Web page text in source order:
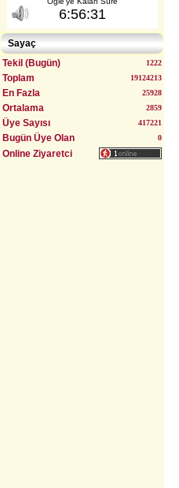
Uyumlu Evlilik Yöntemi (Bulgurlu)
Sayaç
Tekil (Bugün)
1222
Toplam 19124213
En Fazla 25928
Ortalama 2859
Üye Sayısı 417221
Bugün Üye Olan 0
Online Ziyaretci